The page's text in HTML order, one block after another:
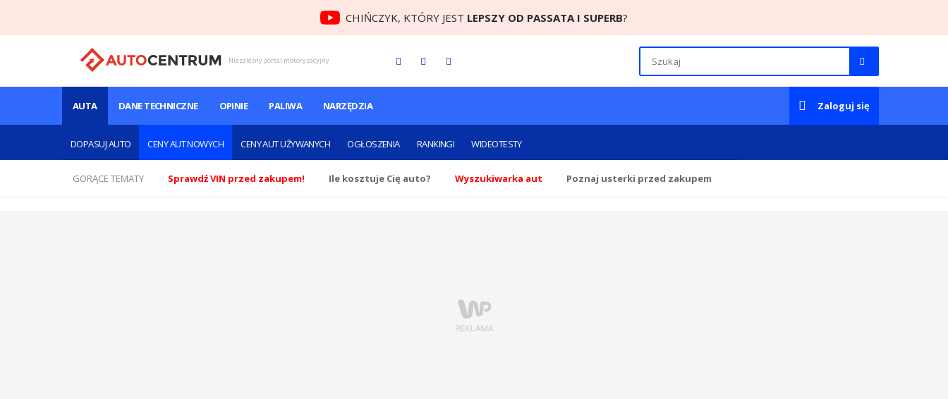
CHIŃCZYK, KTÓRY JEST LEPSZY OD PASSATA I SUPERB?
Niezależny portal motoryzacyjny
AUTA
DOPASUJ AUTO CENY AUT NOWYCH CENY AUT UŻYWANYCH OGŁOSZENIA RANKINGI WIDEOTESTY
DANE TECHNICZNE OPINIE PALIWA NARZĘDZIA Zaloguj się
GORĄCE TEMATY Sprawdź VIN przed zakupem! Ile kosztuje Cię auto? Wyszukiwarka aut Poznaj usterki przed zakupem